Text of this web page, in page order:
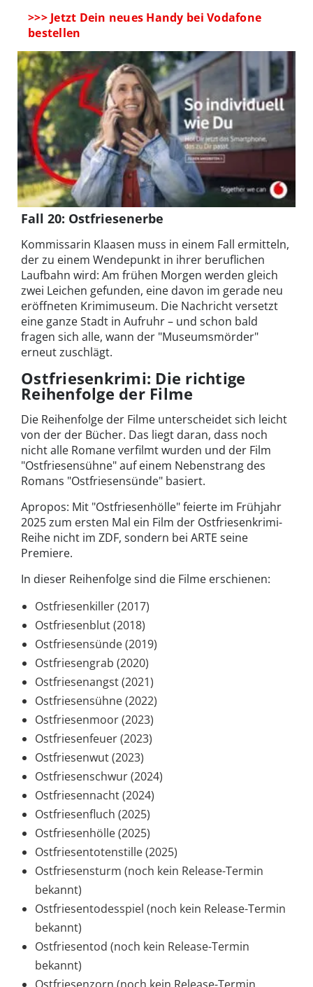
>>> Jetzt Dein neues Handy bei Vodafone
bestellen
Fall 20: Ostfriesenerbe
Kommissarin Klaasen muss in einem Fall ermitteln,
der zu einem Wendepunkt in ihrer beruflichen
Laufbahn wird: Am frühen Morgen werden gleich
zwei Leichen gefunden, eine davon im gerade neu
eröffneten Krimimuseum. Die Nachricht versetzt
eine ganze Stadt in Aufruhr – und schon bald
fragen sich alle, wann der "Museumsmörder"
erneut zuschlägt.
Ostfriesenkrimi: Die richtige
Reihenfolge der Filme
Die Reihenfolge der Filme unterscheidet sich leicht
von der der Bücher. Das liegt daran, dass noch
nicht alle Romane verfilmt wurden und der Film
"Ostfriesensühne" auf einem Nebenstrang des
Romans "Ostfriesensünde" basiert.
Apropos: Mit "Ostfriesenhölle" feierte im Frühjahr
2025 zum ersten Mal ein Film der Ostfriesenkrimi-
Reihe nicht im ZDF, sondern bei ARTE seine
Premiere.
In dieser Reihenfolge sind die Filme erschienen:
Ostfriesenkiller (2017)
Ostfriesenblut (2018)
Ostfriesensünde (2019)
Ostfriesengrab (2020)
Ostfriesenangst (2021)
Ostfriesensühne (2022)
Ostfriesenmoor (2023)
Ostfriesenfeuer (2023)
Ostfriesenwut (2023)
Ostfriesenschwur (2024)
Ostfriesennacht (2024)
Ostfriesenfluch (2025)
Ostfriesenhölle (2025)
Ostfriesentotenstille (2025)
Ostfriesensturm (noch kein Release-Termin
bekannt)
Ostfriesentodesspiel (noch kein Release-Termin
bekannt)
Ostfriesentod (noch kein Release-Termin
bekannt)